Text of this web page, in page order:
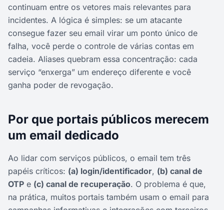
continuam entre os vetores mais relevantes para
incidentes. A lógica é simples: se um atacante
consegue fazer seu email virar um ponto único de
falha, você perde o controle de várias contas em
cadeia. Aliases quebram essa concentração: cada
serviço “enxerga” um endereço diferente e você
ganha poder de revogação.
Por que portais públicos merecem
um email dedicado
Ao lidar com serviços públicos, o email tem três
papéis críticos: (a) login/identificador, (b) canal de
OTP e (c) canal de recuperação. O problema é que,
na prática, muitos portais também usam o email para